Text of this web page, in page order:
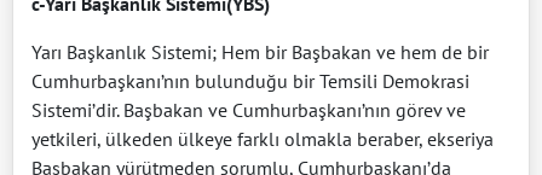
Yarı Başkanlık Sistemi; Hem bir Başbakan ve hem de bir
Cumhurbaşkanı’nın bulunduğu bir Temsili Demokrasi
Sistemi’dir. Başbakan ve Cumhurbaşkanı’nın görev ve
yetkileri, ülkeden ülkeye farklı olmakla beraber, ekseriya
Başbakan yürütmeden sorumlu, Cumhurbaşkanı’da